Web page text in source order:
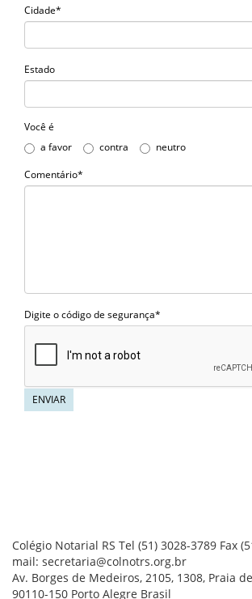
Cidade*
Estado
Você é
a favor
contra neutro
Comentário*
Digite o código de segurança*
ENVIAR
Colégio Notarial RS Tel (51) 3028-3789 Fax
mail: secretaria@colnotrs.org.br
Av. Borges de Medeiros, 2105, 1308, Praia
90110-150 Porto Alegre Brasil